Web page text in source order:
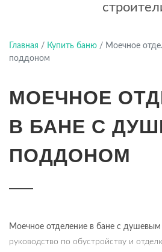
Главная / Купить баню / Моечное
поддоном
МОЕЧНОЕ
В БАНЕ С
ПОДДОНОМ
Моечное отделение в бане с
руководство по обустройству и